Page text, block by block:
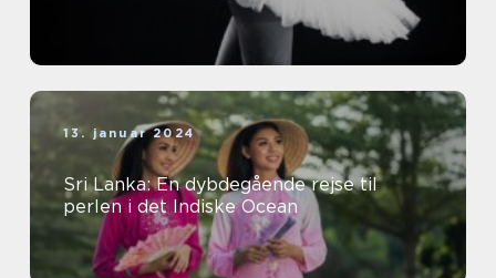
13. januar 2024
Sri Lanka: En dybdegående rejse til
perlen i det Indiske Ocean